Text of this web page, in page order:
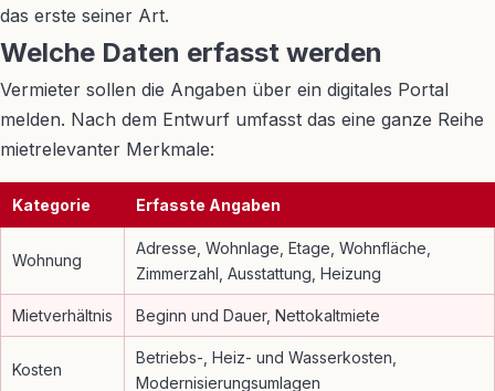
das erste seiner Art.
Welche Daten erfasst werden
Vermieter sollen die Angaben über ein digitales Portal
melden. Nach dem Entwurf umfasst das eine ganze Reihe
mietrelevanter Merkmale:
Kategorie Erfasste Angaben
Wohnung
Adresse, Wohnlage, Etage, Wohnfläche,
Zimmerzahl, Ausstattung, Heizung
Mietverhältnis Beginn und Dauer, Nettokaltmiete
Kosten
Betriebs-, Heiz- und Wasserkosten,
Modernisierungsumlagen